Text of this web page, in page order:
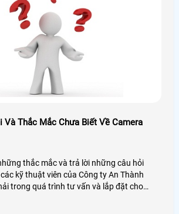
Và Thắc Mắc Chưa Biết Về Camera
thắc mắc và trả lời những câu hỏi
kỹ thuật viên của Công ty An Thành
trong quá trình tư vấn và lắp đặt cho